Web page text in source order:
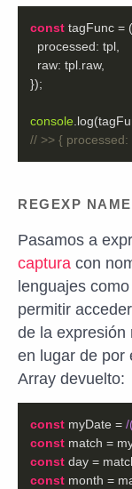
const tagFunc = (
processed
raw
console
// >> {
REGEXP
Pasamos a
captura con
lenguajes como
permitir
de la expresión
en lugar de por
Array devuelto:
const myDate = /
const match =
const day =
const month =